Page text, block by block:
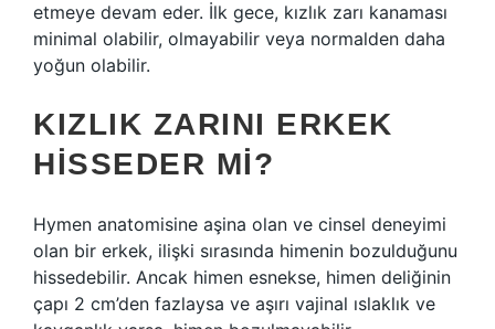
etmeye devam eder. İlk gece, kızlık zarı kanaması
minimal olabilir, olmayabilir veya normalden daha
yoğun olabilir.
KIZLIK ZARINI ERKEK
HISSEDER MI?
Hymen anatomisine aşina olan ve cinsel deneyimi
olan bir erkek, ilişki sırasında himenin bozulduğunu
hissedebilir. Ancak himen esnekse, himen deliğinin
çapı 2 cm’den fazlaysa ve aşırı vajinal ıslaklık ve